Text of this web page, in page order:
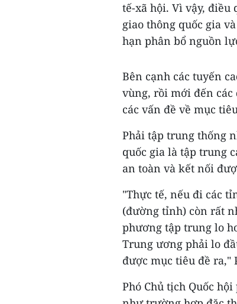
tế-xã hội. Vì vậy, điều
giao thông quốc gia
hạn phân bổ nguồn
Bên cạnh các tuyến
vùng, rồi mới đến
các vấn đề về mục
Phải tập trung thống
quốc gia là tập trung
an toàn và kết nối
"Thực tế, nếu đi các
(đường tỉnh) còn rất
phương tập trung lo
Trung ương phải lo
được mục tiêu đề ra,"
Phó Chủ tịch Quốc